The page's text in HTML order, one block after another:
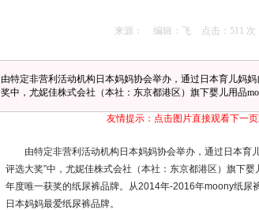
来源： 编辑：飞 点击： 511 次
由特定非营利活动机构日本妈妈协会举办，通过日本育儿妈
奖中，尤妮佳株式会社（本社：东京都港区）旗下婴儿用品
友情提示：点击图片直接观看下一
由特定非营利活动机构日本妈妈协会举办，通过日本育
评选大奖”中，尤妮佳株式会社（本社：东京都港区）旗下
年度唯一获奖的纸尿裤品牌。从2014年-2016年moony纸尿
日本妈妈最爱纸尿裤品牌。